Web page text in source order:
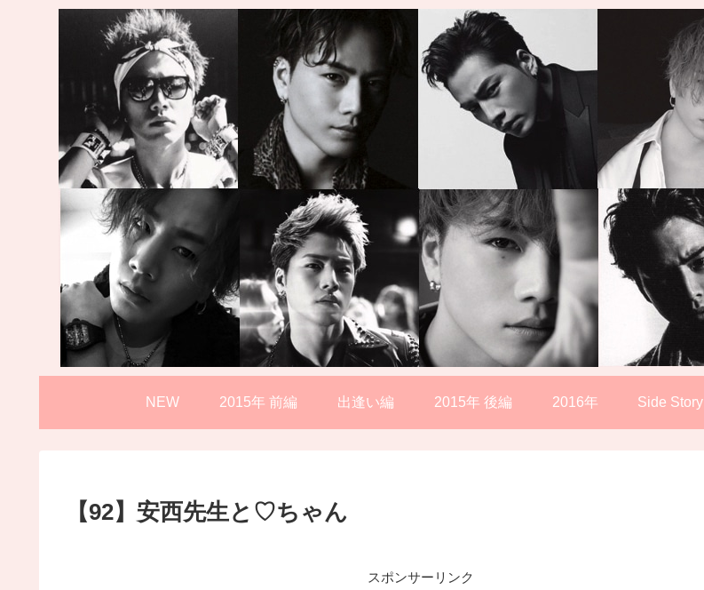
NEW 2015年 前編 出逢い編 2015年 後編 2016年 Side Story
【92】安西先生と♡ちゃん
スポンサーリンク